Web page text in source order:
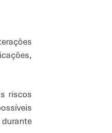
riscos